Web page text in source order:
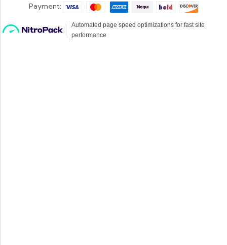
Payment: